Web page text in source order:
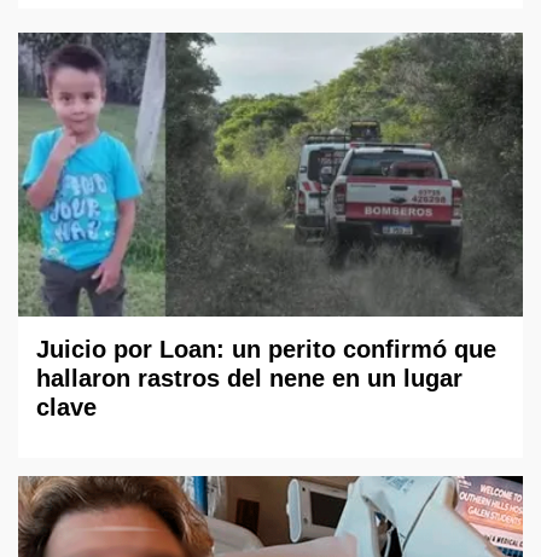
Juicio por Loan: un perito confirmó que
hallaron rastros del nene en un lugar
clave